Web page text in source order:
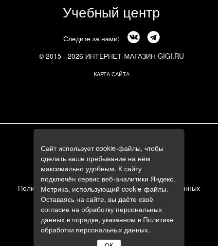
Учебный центр
Следите за нами:
© 2015 - 2026 ИНТЕРНЕТ-МАГАЗИН GIGI.RU
КАРТА САЙТА
+7 (495) 644-84-05
+7 (985) 644-84-05
e-mail:
zakaz@gigi.ru
Политика в отношении обработки персональных данных
Пользовательское соглашение
Сайт использует cookie-файлы, чтобы
сделать ваше пребывание на нём
максимально удобным. К сайту
подключён сервис веб-аналитики Яндекс.
Метрика, использующий cookie-файлы.
Оставаясь на сайте, вы даёте своё
согласие на обработку персональных
данных в порядке, указанном в Политике
обработки персональных данных.